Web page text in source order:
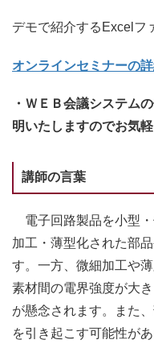
デモで紹介するExcelフ
オンラインセミナーの
・ＷＥＢ会議システム
明いたしますのでお気
講師の言葉
電子回路製品を小型
加工・薄型化された部
す。一方、微細加工や
素材間の電界強度が大
が懸念されます。また
を引き起こす可能性が